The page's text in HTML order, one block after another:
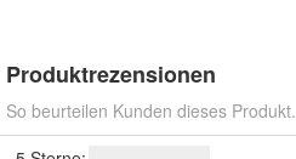
Produktrezensionen
So beurteilen Kunden dieses Produkt.